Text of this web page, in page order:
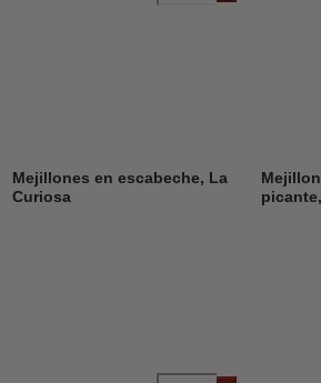
Mejillones en escabeche, La
Curiosa